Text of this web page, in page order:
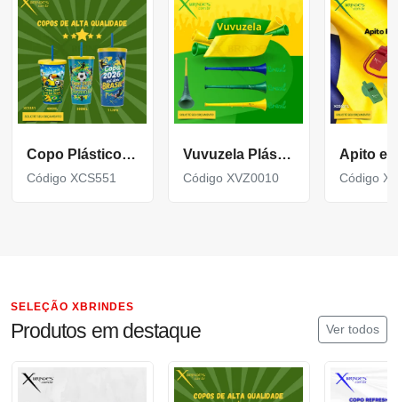
Copo Plástico personalizado In Mold Label 360 XCS551
Código XCS551
Vuvuzela Plástica Personalizada para eventos XVZ0010
Código XVZ0010 Código
SELEÇÃO XBRINDES
Produtos em destaque Ver todos